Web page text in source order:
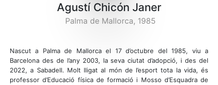
Agustí Chicón Janer
Palma de Mallorca, 1985
Nascut a Palma de Mallorca el 17 d’octubre del 1985, viu a
Barcelona des de l’any 2003, la seva ciutat d’adopció, i des del
2022, a Sabadell. Molt lligat al món de l’esport tota la vida, és
professor d’Educació física de formació i Mosso d’Esquadra de